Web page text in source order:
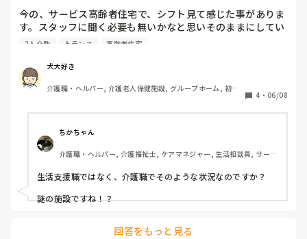
今の、サービス高齢者住宅で、シフト見て感じた事がありま
す。スタッフに聞く必要も無いかなと思いそのままにしてい
ます。派遣社員がいません。非常勤と常勤だけです。私も面
て、今までの中でかなり恵まれていて、未経験、無資格と新
卒含めて10名程面接しました。しかしその10名が保留とな
っていて、まだ連絡していないんですよ。だから非常勤でも
聞いて、納得しました。しかし常勤採用されました。常勤希
望でしたし。
私が、面接した時もと、無資格。未経験の先輩がいて、まだ
トランスとかパッド交換もやらせていません、3名未経験が
いますが、1名かな、先に入ったとは言え。まだ全く、トラ
ンスとか入浴介助とか教えていないので。まー雑用って言っ
2人介助 トランス 高齢者住宅
犬大好き
介護職・ヘルパー, 介護老人保健施設, グループホーム, 初任
4 ・ 06/08
ちかちゃん
介護職・ヘルパー, 介護福祉士, ケアマネジャー, 生活相談員, サービ
者向け住宅, グループホーム, デイサービス, デイケア・通所リハ, 介
護事務, 小規模多機能型居宅介護
生活支援職ではなく、介護職でそのような状況なのですか？
謎の施設ですね！？
回答をもっと見る